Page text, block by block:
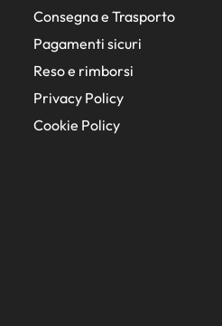
Consegna e Trasporto
Pagamenti sicuri
Reso e rimborsi
Privacy Policy
Cookie Policy